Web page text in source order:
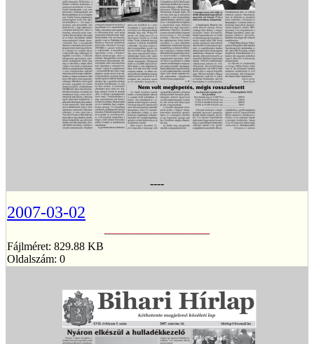
----
2007-03-02
Fájlméret: 829.88 KB
Oldalszám: 0